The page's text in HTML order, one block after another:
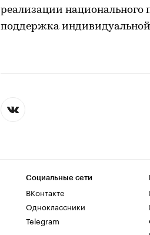
реализации национального
поддержка
Социальные сети
ВКонтакте
Одноклассники
Telegram